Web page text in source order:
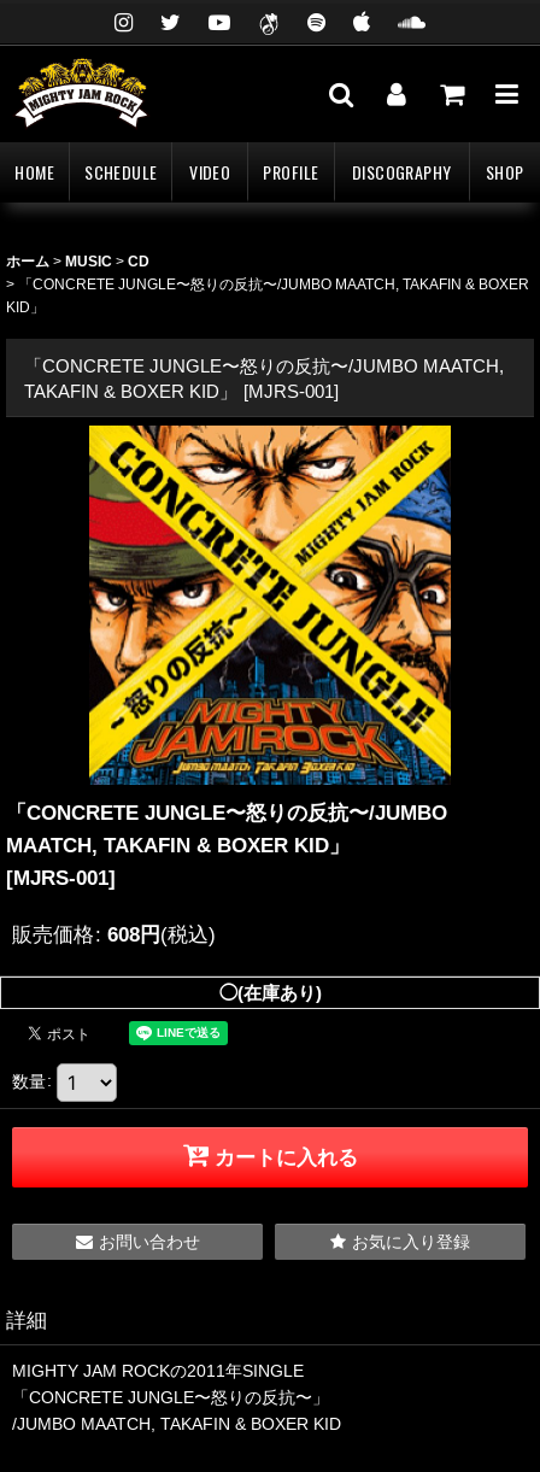
HOME SCHEDULE VIDEO PROFILE DISCOGRAPHY SHOP
ホーム > MUSIC > CD
>
「CONCRETE JUNGLE〜怒りの反抗〜/JUMBO MAATCH, TAKAFIN & BOXER
KID」
「CONCRETE JUNGLE〜怒りの反抗〜/JUMBO MAATCH,
TAKAFIN & BOXER KID」
[MJRS-001]
「CONCRETE JUNGLE〜怒りの反抗〜/JUMBO
MAATCH, TAKAFIN & BOXER KID」
[MJRS-001]
販売価格: 608円(税込)
◯(在庫あり)
数量:
カートに入れる
お問い合わせ お気に入り登録
詳細
MIGHTY JAM ROCKの2011年SINGLE
「CONCRETE JUNGLE〜怒りの反抗〜」
/JUMBO MAATCH, TAKAFIN & BOXER KID